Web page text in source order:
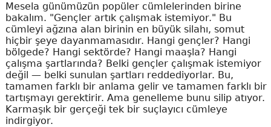
Mesela günümüzün popüler cümlelerinden birine
bakalım. "Gençler artık çalışmak istemiyor." Bu
cümleyi ağzına alan birinin en büyük silahı, somut
hiçbir şeye dayanmamasıdır. Hangi gençler? Hangi
bölgede? Hangi sektörde? Hangi maaşla? Hangi
çalışma şartlarında? Belki gençler çalışmak istemiyor
değil — belki sunulan şartları reddediyorlar. Bu,
tamamen farklı bir anlama gelir ve tamamen farklı bir
tartışmayı gerektirir. Ama genelleme bunu silip atıyor.
Karmaşık bir gerçeği tek bir suçlayıcı cümleye
indirgiyor.